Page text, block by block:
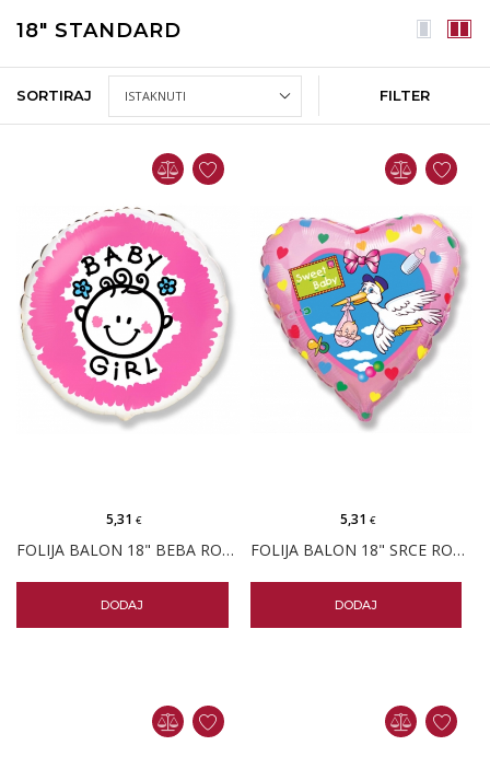
18" STANDARD
SORTIRAJ FILTER
FOLIJA BALON 18" BEBA ROZA
5,31€
DODAJ
FOLIJA BALON 18" SRCE ROZA RODA
5,31 €
DODAJ